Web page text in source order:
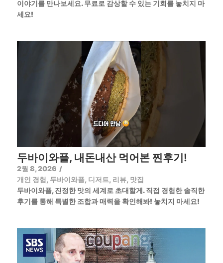
이야기를 만나보세요. 무료로 감상할 수 있는 기회를 놓치지 마
세요!
두바이와플, 내돈내산 먹어본 찐후기!
2월 8, 2026 /
개인 경험, 두바이와플, 디저트, 리뷰, 맛집
두바이와플, 진정한 맛의 세계로 초대할게. 직접 경험한 솔직한
후기를 통해 특별한 조합과 매력을 확인해봐! 놓치지 마세요!